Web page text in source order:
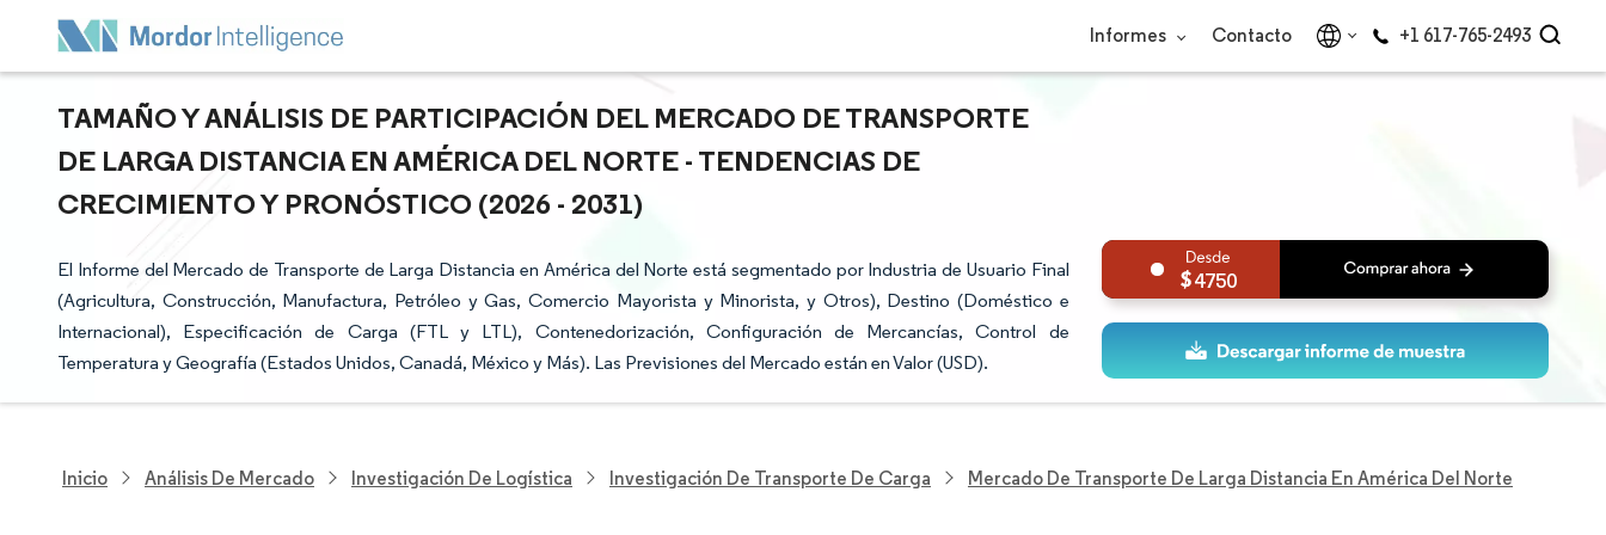
Informes Contacto +1 617-765-2493
TAMAÑO Y ANÁLISIS DE PARTICIPACIÓN DEL MERCADO DE TRANSPORTE
DE LARGA DISTANCIA EN AMÉRICA DEL NORTE - TENDENCIAS DE
CRECIMIENTO Y PRONÓSTICO (2026 - 2031)
El Informe del Mercado de Transporte de Larga Distancia en América del Norte está segmentado por Industria de Usuario Final
(Agricultura, Construcción, Manufactura, Petróleo y Gas, Comercio Mayorista y Minorista, y Otros), Destino (Doméstico e
Internacional), Especificación de Carga (FTL y LTL), Contenedorización, Configuración de Mercancías, Control de
Temperatura y Geografía (Estados Unidos, Canadá, México y Más). Las Previsiones del Mercado están en Valor (USD).
4750
Inicio Análisis De Mercado Investigación De Logística Investigación De Transporte De Carga Mercado De Transporte De Larga Distancia En América Del Norte